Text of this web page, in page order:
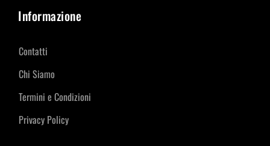
Informazione
Contatti
Chi Siamo
Termini e Condizioni
Privacy Policy